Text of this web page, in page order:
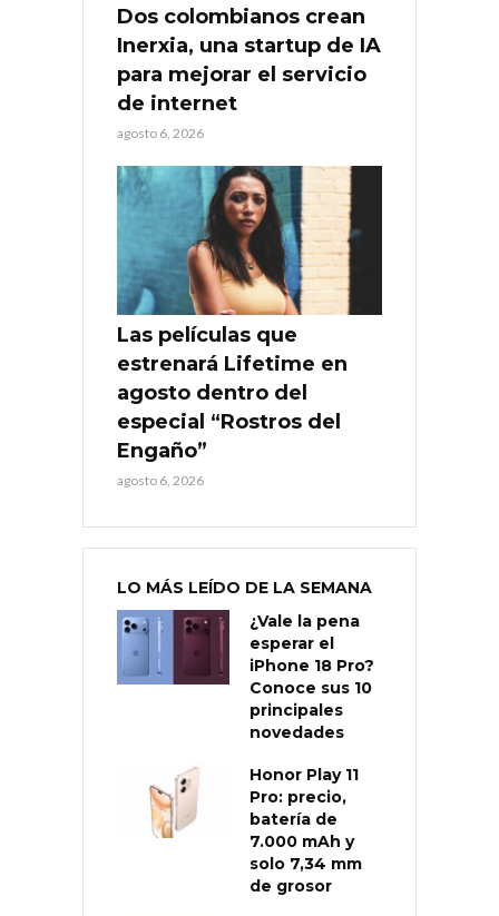
Dos colombianos crean
Inerxia, una startup de IA
para mejorar el servicio
de internet
agosto 6, 2026
Las películas que
estrenará Lifetime en
agosto dentro del
especial “Rostros del
Engaño”
agosto 6, 2026
LO MÁS LEÍDO DE LA SEMANA
¿Vale la pena
esperar el
iPhone 18 Pro?
Conoce sus 10
principales
novedades
Honor Play 11
Pro: precio,
batería de
7.000 mAh y
solo 7,34 mm
de grosor